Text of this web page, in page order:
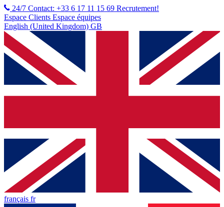
24/7 Contact: +33 6 17 11 15 69 Recrutement!
Espace Clients Espace équipes
English (United Kingdom) GB
français fr